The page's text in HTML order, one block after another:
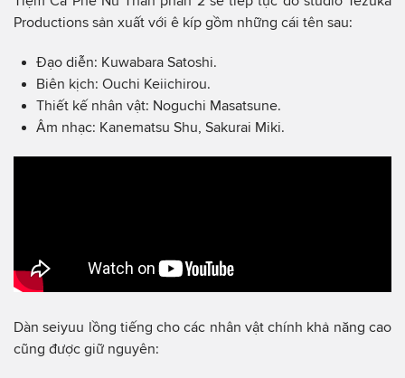
Productions sản xuất với ê kíp gồm những cái tên sau:
Đạo diễn: Kuwabara Satoshi.
Biên kịch: Ouchi Keiichirou.
Thiết kế nhân vật: Noguchi Masatsune.
Âm nhạc: Kanematsu Shu, Sakurai Miki.
Dàn seiyuu lồng tiếng cho các nhân vật chính khả năng cao
cũng được giữ nguyên: